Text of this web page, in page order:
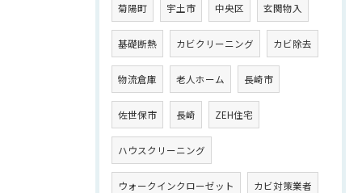
菊陽町 宇土市 中央区 玄関物入
基礎断熱 カビクリーニング カビ除去
物流倉庫 老人ホーム 長崎市
佐世保市 長崎 ZEH住宅
ハウスクリーニング
ウォークインクローゼット カビ対策業者